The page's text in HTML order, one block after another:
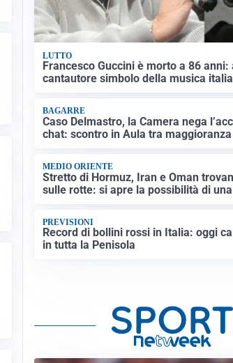
LUTTO
Francesco Guccini è morto a 86 anni:
cantautore simbolo della musica
BAGARRE
Caso Delmastro, la Camera nega
chat: scontro in Aula tra
MEDIO ORIENTE
Stretto di Hormuz, Iran e Oman
sulle rotte: si apre la possibilità di
PREVISIONI
Record di bollini rossi in Italia: oggi
in tutta la Penisola